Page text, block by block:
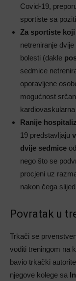
Covid-19,
sportiste sa
Za sportiste koji
netreniranje
bolesti (dakle
sedmice
oporavljene
mogućnost
Ranije
19 predstavljaju
dvije sedmice
nego što se
procjeni uz
nakon čega
Povratak u
Trkači se
voditi treningom na
bavio trkački
njegove kolege sa